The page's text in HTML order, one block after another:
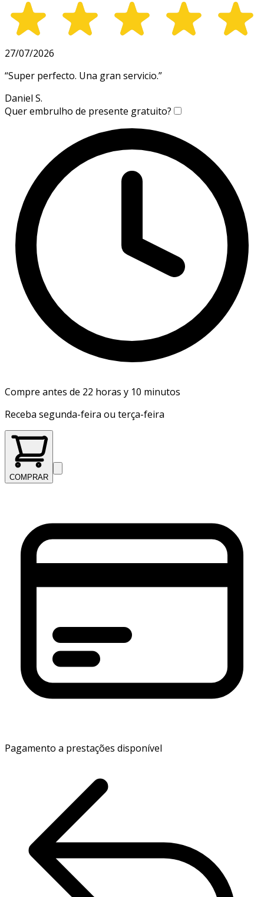
27/07/2026
“Super perfecto. Una gran servicio.”
Daniel S.
Quer embrulho de presente gratuito?
Compre antes de 22 horas y 10 minutos
Receba segunda-feira ou terça-feira
COMPRAR
Pagamento a prestações disponível